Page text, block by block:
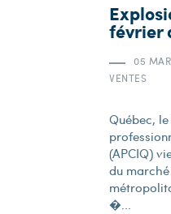
février
05
VENTES
Québec,
(APCIQ)
du
�...